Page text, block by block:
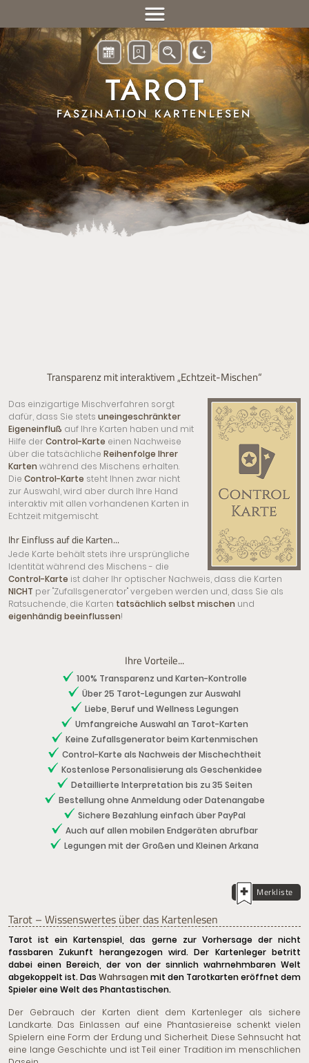
ONLINE
TAROT
ORAKEL &
RUNEN
HOROSKOPE &
ASTROLOGIE
ESOTERIK &
WAHRSAGEN
EIN GESCHENK
VON HERZEN
0
FASZINATION KARTENLESEN
Transparenz mit interaktivem „Echtzeit-Mischen“
Das einzigartige Mischverfahren sorgt
dafür, dass Sie stets uneingeschränkter
Eigeneinfluß auf Ihre Karten haben und mit
Hilfe derControl-Karte einen Nachweise
über die tatsächliche Reihenfolge Ihrer
Karten während des Mischens erhalten.
Die Control-Karte steht Ihnen zwar nicht
zur Auswahl, wird aber durch Ihre Hand
interaktiv mit allen vorhandenen Karten in
Echtzeit mitgemischt.
Ihr Einfluss auf die Karten...
Jede Karte behält stets ihre ursprüngliche
Identität während des Mischens - die
Control-Karte ist daher Ihr optischer Nachweis, dass die Karten
NICHT per "Zufallsgenerator" vergeben werden und, dass Sie als
Ratsuchende, die Karten tatsächlich selbst mischen und
eigenhändig beeinflussen!
Ihre Vorteile...
100% Transparenz und Karten-Kontrolle
Über 25 Tarot-Legungen zur Auswahl
Liebe, Beruf und Wellness Legungen
Umfangreiche Auswahl an Tarot-Karten
Keine Zufallsgenerator beim Kartenmischen
Control-Karte als Nachweis der Mischechtheit
Kostenlose Personalisierung als Geschenkidee
Detaillierte Interpretation bis zu 35 Seiten
Bestellung ohne Anmeldung oder Datenangabe
Sichere Bezahlung einfach über PayPal
Auch auf allen mobilen Endgeräten abrufbar
Legungen mit der Großen und Kleinen Arkana
Merkliste
Tarot – Wissenswertes über das Kartenlesen
Tarot ist ein Kartenspiel, das gerne zur Vorhersage der nicht
fassbaren Zukunft herangezogen wird. Der Kartenleger betritt
dabei einen Bereich, der von der sinnlich wahrnehmbaren Welt
abgekoppelt ist. Das Wahrsagen mit den Tarotkarten eröffnet dem
Spieler eine Welt des Phantastischen.
Der Gebrauch der Karten dient dem Kartenleger als sichere
Landkarte. Das Einlassen auf eine Phantasiereise schenkt vielen
Spielern eine Form der Erdung und Sicherheit. Diese Sehnsucht hat
eine lange Geschichte und ist Teil einer Tradition im menschlichen